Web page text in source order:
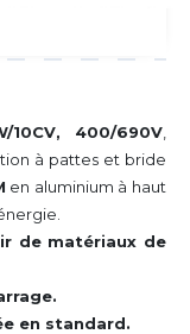
400/690V
à pattes et bride
en aluminium à haut
de matériaux de
en standard.